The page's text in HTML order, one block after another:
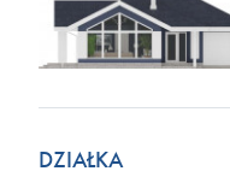
DZIAŁKA